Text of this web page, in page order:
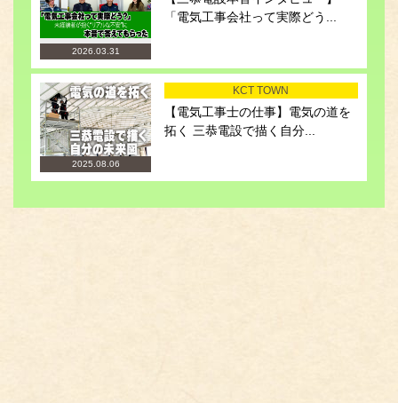
2026.03.31
「電気工事会社って実際どう...
2025.08.06
KCT TOWN
【電気工事士の仕事】電気の道を
拓く 三恭電設で描く自分...